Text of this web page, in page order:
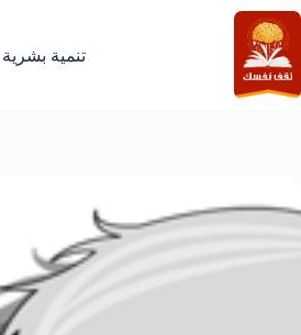
التجاوز
إلى
المحتوى
تنمية بشرية